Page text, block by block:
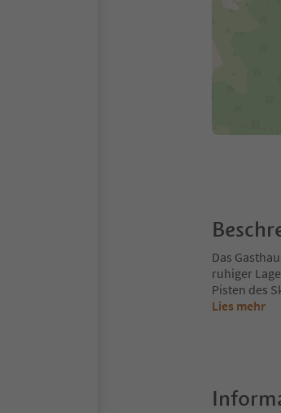
Das
ruhiger
Pisten des
Lies mehr